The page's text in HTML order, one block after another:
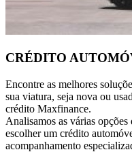
CRÉDITO
Encontre as melhores
sua viatura, seja nova ou
crédito Maxfinance.
Analisamos as várias
escolher um crédito
acompanhamento